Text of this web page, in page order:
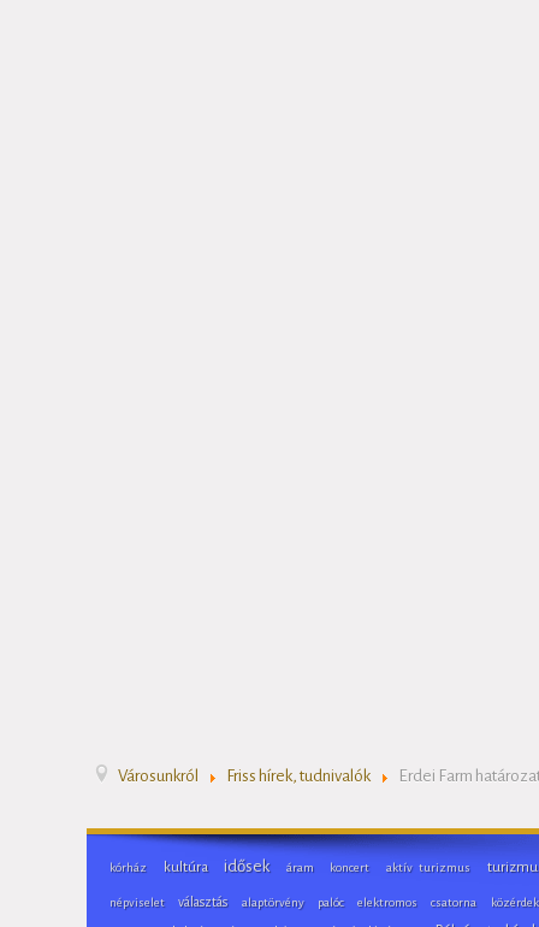
Városunkról Friss hírek, tudnivalók Erdei Farm
kórház kultúra idősek áram koncert aktív turizmus
népviselet választás alaptörvény palóc elektromos csatorna